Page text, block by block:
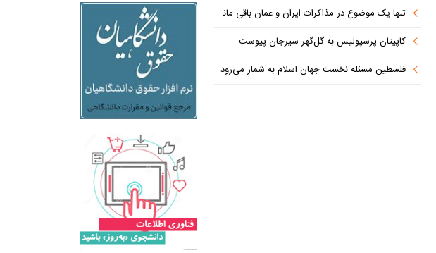
تنها یک موضوع در مذاکرات ایران و عمان باقی مانده است
کاپیتان پرسپولیس به گل‌گهر سیرجان پیوست
فلسطین مسئله نخست جهان اسلام به شمار می‌رود